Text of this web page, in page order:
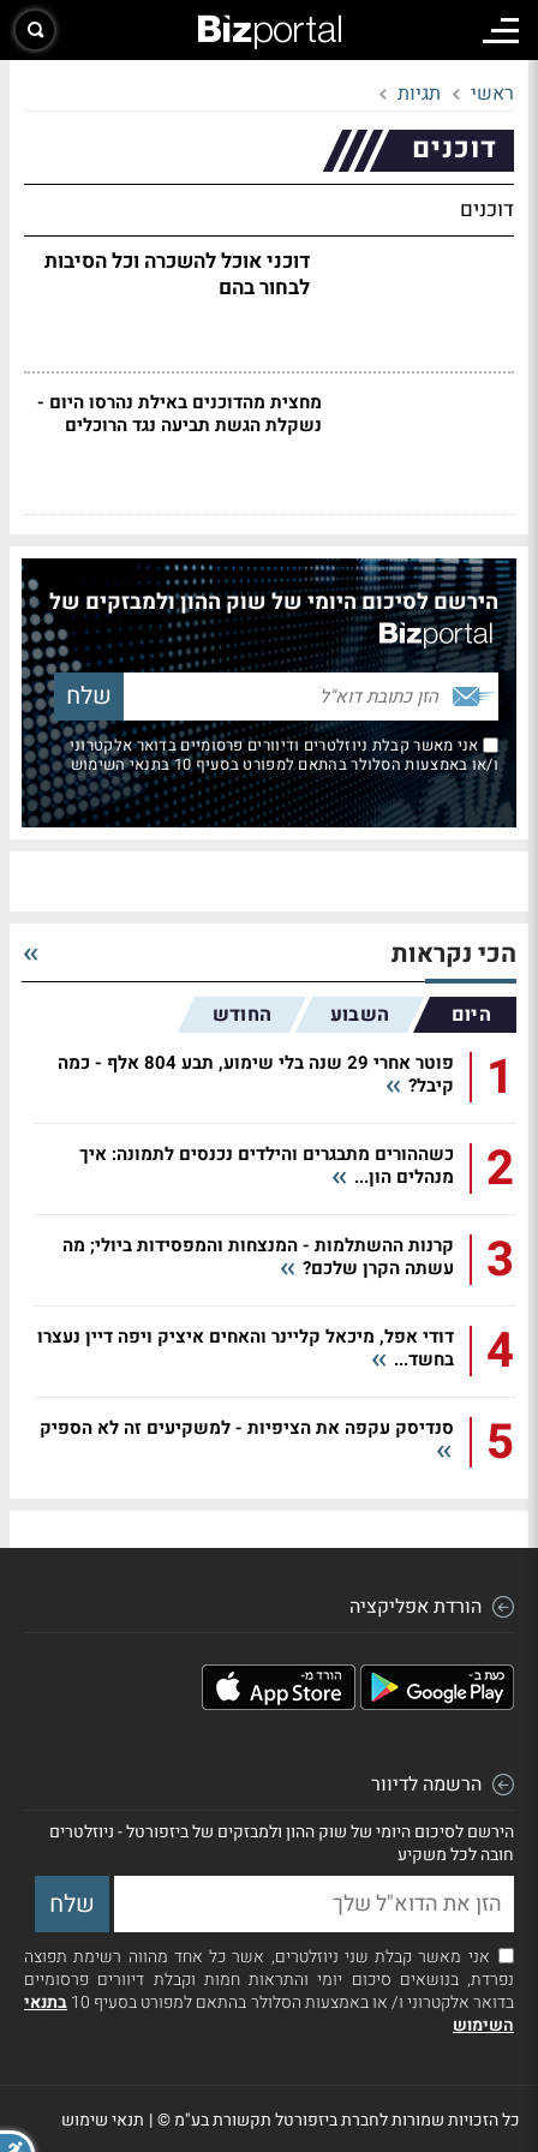
ראשי תגיות
דוכנים
דוכנים
דוכני אוכל להשכרה וכל הסיבות
לבחור בהם
מחצית מהדוכנים באילת נהרסו היום -
נשקלת הגשת תביעה נגד הרוכלים
הירשם לסיכום היומי של שוק ההון ולמבזקים של
אני מאשר קבלת ניוזלטרים ודיוורים פרסומיים בדואר אלקטרוני
ו/או באמצעות הסלולר בהתאם למפורט בסעיף 10 בתנאי השימוש
הכי נקראות
היום השבוע החודש
1
פוטר אחרי 29 שנה בלי שימוע, תבע 804 אלף - כמה
קיבל?
2
כשההורים מתבגרים והילדים נכנסים לתמונה: איך
מנהלים הון...
3
קרנות ההשתלמות - המנצחות והמפסידות ביולי; מה
עשתה הקרן שלכם?
4
דודי אפל, מיכאל קליינר והאחים איציק ויפה דיין נעצרו
בחשד...
5 סנדיסק עקפה את הציפיות - למשקיעים זה לא הספיק
הורדת אפליקציה
הרשמה לדיוור
הירשם לסיכום היומי של שוק ההון ולמבזקים של ביזפורטל - ניוזלטרים
חובה לכל משקיע
אני מאשר קבלת שני ניוזלטרים, אשר כל אחד מהווה רשימת תפוצה
נפרדת, בנושאים סיכום יומי והתראות חמות וקבלת דיוורים פרסומיים
בדואר אלקטרוני ו/ או באמצעות הסלולר בהתאם למפורט בסעיף 10
בתנאי
השימוש
כל הזכויות שמורות לחברת ביזפורטל תקשורת בע"מ ©| תנאי שימוש